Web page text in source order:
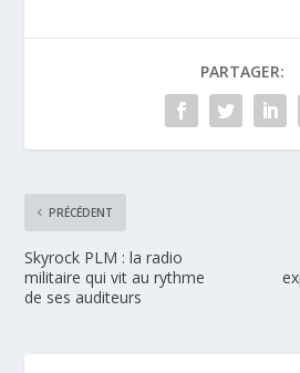
PARTAGER:
PRÉCÉDENT
Skyrock PLM : la radio
militaire qui vit au rythme
de ses auditeurs